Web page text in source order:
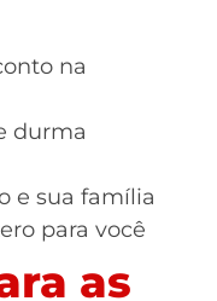
na
durma
e sua família
para você
as